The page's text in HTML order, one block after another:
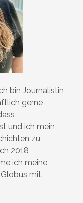
bin Journalistin
gerne
und ich mein
zu
2018
ich meine
mit.